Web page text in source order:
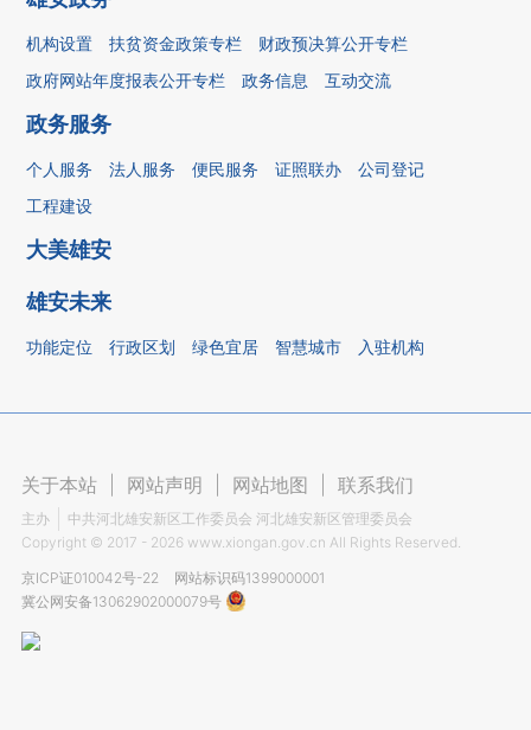
机构设置 扶贫资金政策专栏
财政预决算公开专栏
政府网站年度报表公开专栏
政务信息 互动交流
政务服务
个人服务 法人服务 便民服务 证照联办
公司登记
工程建设
大美雄安
雄安未来
功能定位 行政区划 绿色宜居 智慧城市 入驻机构
关于本站 网站声明 网站地图 联系我们
主办
中共河北雄安新区工作委员会 河北雄安新区管理委员会
Copyright © 2017 - 2026 www.xiongan.gov.cn All Rights Reserved.
京ICP证010042号-22
网站标识码1399000001
冀公网安备13062902000079号